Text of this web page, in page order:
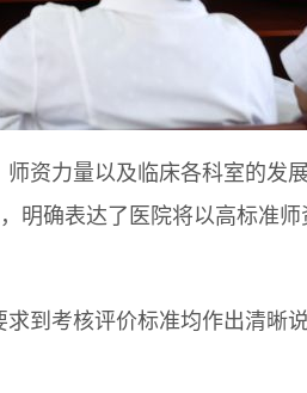
资力量以及临床各科室的发
明确表达了医院将以高标准
到考核评价标准均作出清晰